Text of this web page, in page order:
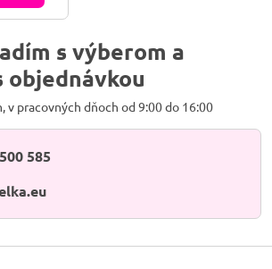
s výberom a
objednávkou
v pracovných dňoch od 9:00 do 16:00
585